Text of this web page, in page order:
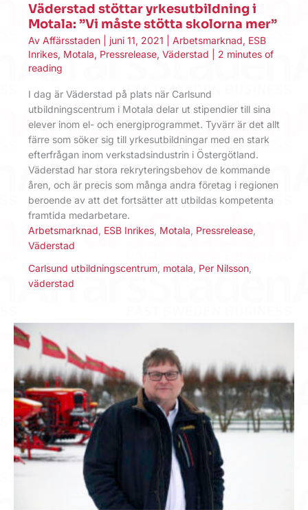
Väderstad stöttar yrkesutbildning i
Motala: ”Vi måste stötta skolorna mer”
Av Affärsstaden juni 11, 2021 Arbetsmarknad, ESB
Inrikes, Motala, Pressrelease, Väderstad
2 minutes of
reading
I dag är Väderstad på plats när Carlsund
utbildningscentrum i Motala delar ut stipendier till sina
elever inom el- och energiprogrammet. Tyvärr är det allt
färre som söker sig till yrkesutbildningar med en stark
efterfrågan inom verkstadsindustrin i Östergötland.
Väderstad har stora rekryteringsbehov de kommande
åren, och är precis som många andra företag i regionen
beroende av att det fortsätter att utbildas kompetenta
framtida medarbetare.
Arbetsmarknad ESB Inrikes Motala Pressrelease
Väderstad
Carlsund utbildningscentrum motala Per Nilsson
väderstad